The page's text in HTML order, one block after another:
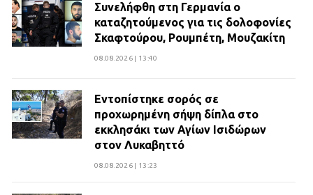
Συνελήφθη στη Γερμανία ο
καταζητούμενος για τις δολοφονίες
Σκαφτούρου, Ρουμπέτη, Μουζακίτη
08.08.2026 | 13:40
Εντοπίστηκε σορός σε
προχωρημένη σήψη δίπλα στο
εκκλησάκι των Αγίων Ισιδώρων
στον Λυκαβηττό
08.08.2026 | 13:23